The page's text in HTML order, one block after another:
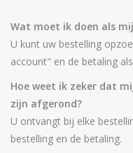
Zon
Voor Salons
Gift sets
Wat moet ik doen als
U kunt uw bestelling
account" en de betaling
Hoe weet ik zeker dat
zijn afgerond?
U ontvangt bij elke
bestelling en de betaling.